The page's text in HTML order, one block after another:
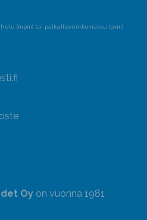
(mpm) tai paikallisverkkomaksu (pvm)
Oy on vuonna 1981